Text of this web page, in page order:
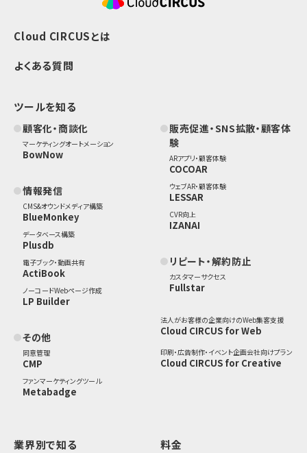
Cloud CIRCUSとは
よくある質問
ツールを知る
顧客化・商談化
マーケティングオートメーション
BowNow
情報発信
CMS&オウンドメディア構築
BlueMonkey
データベース構築
Plusdb
電子ブック・動画共有
ActiBook
ノーコードWebページ作成
LP Builder
その他
同意管理
CMP
ファンマーケティングツール
Metabadge
販売促進・SNS拡散・顧客体
験
ARアプリ・顧客体験
COCOAR
ウェブAR・顧客体験
LESSAR
CVR向上
IZANAI
リピート・解約防止
カスタマーサクセス
Fullstar
法人がお客様の企業向けのWeb集客支援
Cloud CIRCUS for Web
印刷・広告制作・イベント企画会社向けプラン
Cloud CIRCUS for Creative
業界別で知る 料金